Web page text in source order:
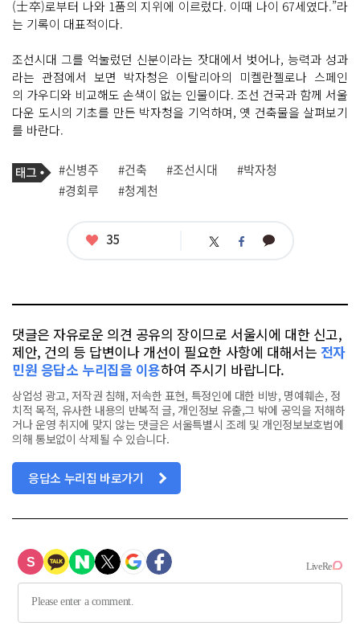
(士卒)로부터 나와 1품의 지위에 이르렀다. 이때 나이 67세였다.”라
는 기록이 대표적이다.
조선시대 그를 억눌렀던 신분이라는 잣대에서 벗어나, 능력과 성과
라는 관점에서 보면 박자청은 이탈리아의 미켈란젤로나 스페인
의 가우디와 비교해도 손색이 없는 인물이다. 조선 건국과 함께 서울
다운 도시의 기초를 만든 박자청을 기억하며, 옛 건축물을 살펴보기
를 바란다.
기
사
관
련
태
그
#신병주 #건축 #조선시대
#박자청
#경회루
#청계천
좋
35 트 페 카
댓글은 자유로운 의견 공유의 장이므로 서울시에 대한 신고,
제안, 건의 등 답변이나 개선이 필요한 사항에 대해서는 전자
민원 응답소 누리집을 이용하여 주시기 바랍니다.
상업성 광고, 저작권 침해, 저속한 표현, 특정인에 대한 비방, 명예훼손, 정
치적 목적, 유사한 내용의 반복적 글, 개인정보 유출,그 밖에 공익을 저해하
거나 운영 취지에 맞지 않는 댓글은 서울특별시 조례 및 개인정보보호법에
의해 통보없이 삭제될 수 있습니다.
응답소 누리집 바로가기